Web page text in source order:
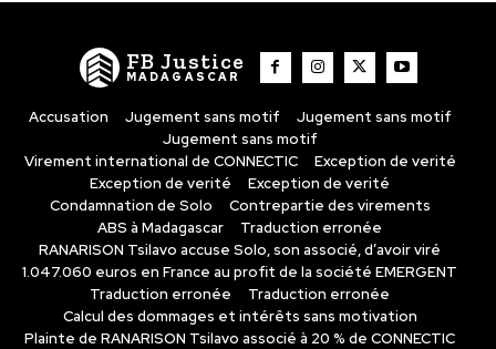
FB Justice
MADAGASCAR
Accusation Jugement sans motif
Jugement sans motif
Jugement sans motif
Virement international de CONNECTIC
Exception de verité
Exception de verité
Exception de verité
Condamnation de Solo
Contrepartie des virements
ABS à Madagascar
Traduction erronée
RANARISON Tsilavo accuse Solo, son associé, d’avoir viré
1.047.060 euros en France au profit de la société EMERGENT
Traduction erronée
Traduction erronée
Calcul des dommages et intérêts sans motivation
Plainte de RANARISON Tsilavo associé à 20 % de CONNECTIC